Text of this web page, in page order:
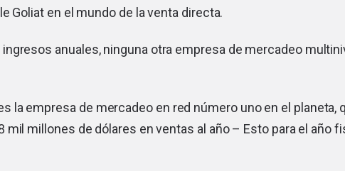
Goliat en el mundo de la venta directa.
anuales, ninguna otra empresa de mercadeo
la empresa de mercadeo en red número uno en el planeta,
mil millones de dólares en ventas al año – Esto para el año